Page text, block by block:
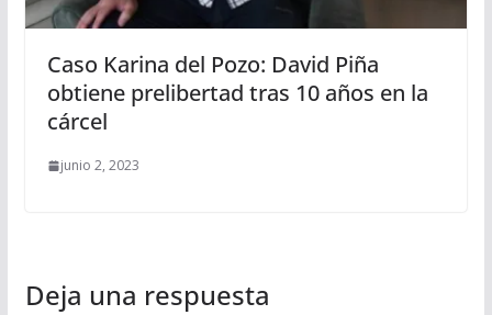
Caso Karina del Pozo: David Piña
obtiene prelibertad tras 10 años en la
cárcel
junio 2, 2023
Deja una respuesta